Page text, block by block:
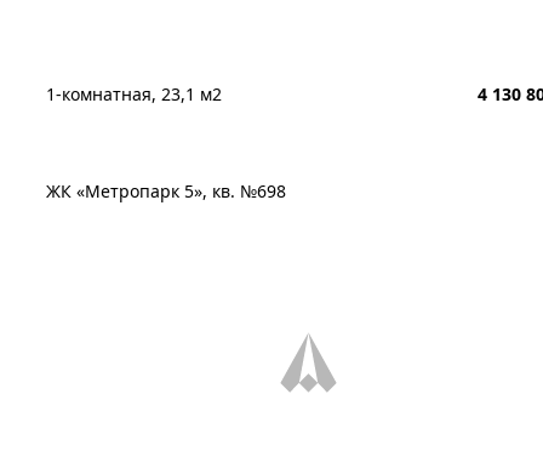
1-комнатная, 23,1 м2 4 130
ЖК «Метропарк 5», кв. №698